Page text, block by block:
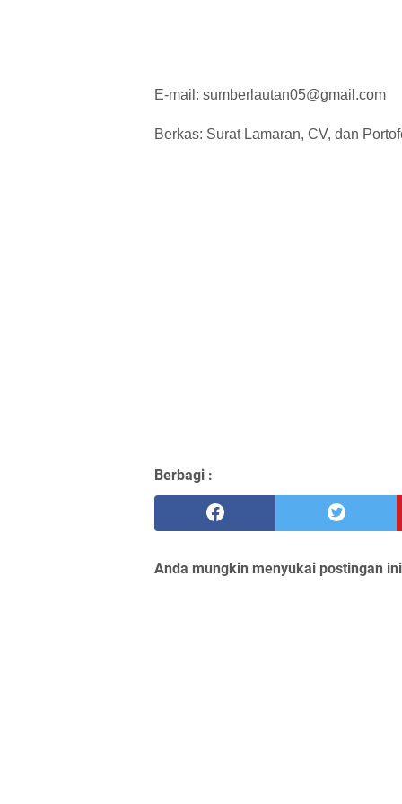
E-mail: sumberlautan05@gmail.com
Berkas: Surat Lamaran, CV, dan
Berbagi :
Anda mungkin menyukai postingan